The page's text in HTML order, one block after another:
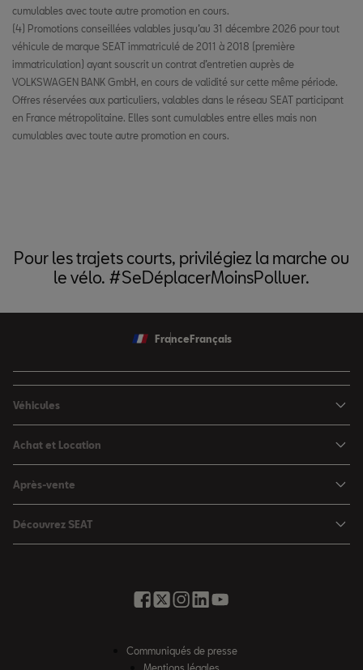
cumulables avec toute autre promotion en cours.
(4) Promotions conseillées valables jusqu’au 31 décembre 2026 pour tout
véhicule de marque SEAT immatriculé de 2011 à 2018 (première
immatriculation) ayant souscrit un contrat d’entretien auprès de
VOLKSWAGEN BANK GmbH, en cours de validité sur cette même période.
Offres réservées aux particuliers, valables dans le réseau SEAT participant
en France métropolitaine. Elles sont cumulables entre elles mais non
cumulables avec toute autre promotion en cours.
Pour les trajets courts, privilégiez la marche ou
le vélo. #SeDéplacerMoinsPolluer.
France Français
Véhicules
Nouvelle Arona
Leon 5 portes
Leon Sportstourer
Ateca
Achat et Location
Nos offres du moment
Nos SEAT neuves en stock
Après-vente
Services en ligne SEAT CONNECT
Rappel des airbags Takata
Contrat d'entretien SEAT
Découvrez SEAT
Glossaire des termes auto
Communiqués de presse